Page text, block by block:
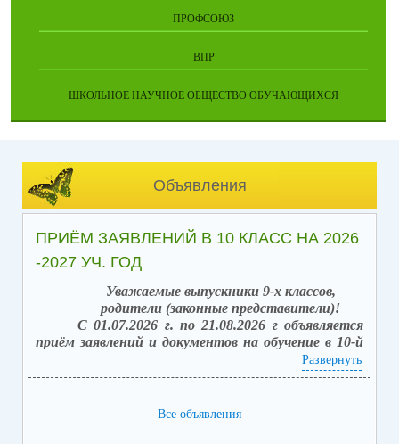
ПРОФСОЮЗ
ВПР
ШКОЛЬНОЕ НАУЧНОЕ ОБЩЕСТВО ОБУЧАЮЩИХСЯ
Объявления
ПРИЁМ ЗАЯВЛЕНИЙ В 10 КЛАСС НА 2026
-2027 УЧ. ГОД
Уважаемые выпускники 9-х классов,
родители (законные представители)!
С 01.07.2026 г. по 21.08.2026 г объявляется
приём заявлений и документов на обучение в 10-й
класс (после получения аттестата об основном
общем образовании).
Способы подачи заявлений:
Развернуть
Все объявления